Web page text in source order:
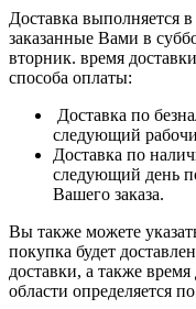
Доставка выполняется
заказанные Вами в
вторник. время
способа оплаты:
Доставка по
следующий
Доставка по
следующий день
Вашего заказа.
Вы также можете
покупка будет
доставки, а также
области определяется